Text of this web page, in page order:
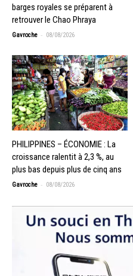
barges royales se préparent à
retrouver le Chao Phraya
Gavroche - 08/08/2026
PHILIPPINES – ÉCONOMIE : La
croissance ralentit à 2,3 %, au
plus bas depuis plus de cinq ans
Gavroche - 08/08/2026